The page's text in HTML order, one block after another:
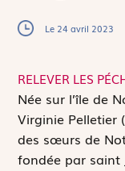
Le 24 avril 2023
RELEVER LES
Née sur l’île de
Virginie Pelletier
des sœurs de
fondée par saint